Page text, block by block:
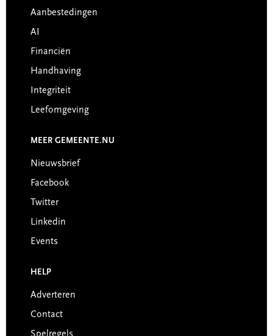
Aanbestedingen
AI
Financiën
Handhaving
Integriteit
Leefomgeving
MEER GEMEENTE.NU
Nieuwsbrief
Facebook
Twitter
Linkedin
Events
HELP
Adverteren
Contact